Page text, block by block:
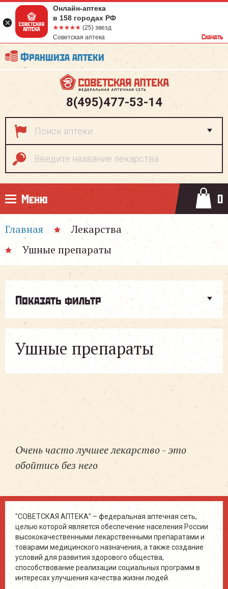
Франшиза аптеки
8(495)477-53-14
Меню 0
Главная
Лекарства
Ушные препараты
Ушные препараты
Показать фильтр
Очень часто лучшее лекарство - это
обойтись без него
"СОВЕТСКАЯ АПТЕКА" – федеральная аптечная сеть,
целью которой является обеспечение населения России
высококачественными лекарственными препаратами и
товарами медицинского назначения, а также создание
условий для развития здорового общества,
способствование реализации социальных программ в
интересах улучшения качества жизни людей.
Онлайн-аптека
в 158 городах РФ
☆☆☆☆☆
★★★★★ (25) звезд
Советская аптека
Скачать